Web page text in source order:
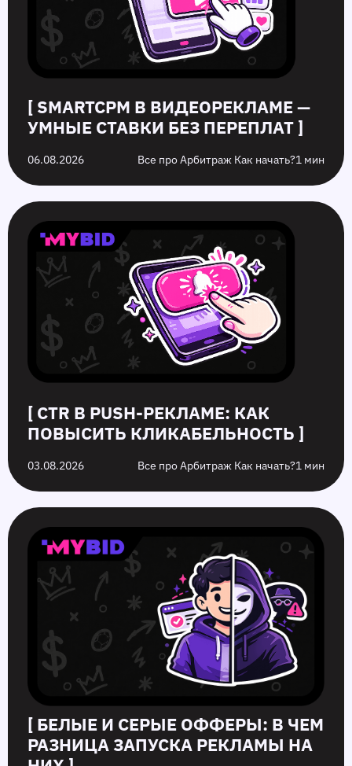
рекламы
избежать
[ SMARTCPM В ВИДЕОРЕКЛАМЕ —
УМНЫЕ СТАВКИ БЕЗ ПЕРЕПЛАТ ]
06.08.2026 Все про Арбитраж Как начать?1 мин
[ CTR В PUSH-РЕКЛАМЕ: КАК
ПОВЫСИТЬ КЛИКАБЕЛЬНОСТЬ ]
03.08.2026 Все про Арбитраж Как начать?1 мин
[ БЕЛЫЕ И СЕРЫЕ ОФФЕРЫ: В ЧЕМ
РАЗНИЦА ЗАПУСКА РЕКЛАМЫ НА